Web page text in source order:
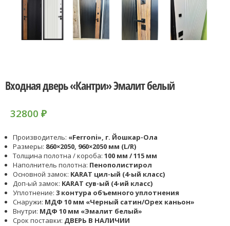
Входная дверь «Кантри» Эмалит белый
32800 ₽
Производитель: «Ferroni», г. Йошкар-Ола
Размеры: 860×2050, 960×2050 мм (L/R)
Толщина полотна / короба: 100 мм / 115 мм
Наполнитель полотна: Пенополистирол
Основной замок: KARAT цил-ый (4-ый класс)
Доп-ый замок: KARAT сув-ый (4-ий класс)
Уплотнение: 3 контура объемного уплотнения
Снаружи: МДФ 10 мм «Черный сатин/Орех каньон»
Внутри: МДФ 10 мм «Эмалит белый»
Срок поставки: ДВЕРЬ В НАЛИЧИИ